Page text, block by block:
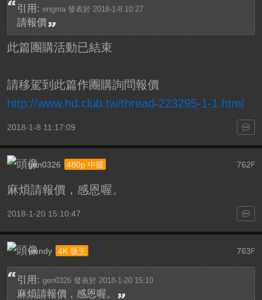
引用: engma 發表於 2018-1-8 10:27
請報價
此篇團購活動已結束
請移駕到此篇作團購詢問報價
http://www.hd.club.tw/thread-223295-1-1.html
2018-1-8 11:17:09
762F
gen0326 480p 中級
麻煩請報價，感恩喔。
2018-1-20 15:10:47
763F
wendy 4K 版主
引用: gen0326 發表於 2018-1-20 15:10
麻煩請報價，感恩喔。